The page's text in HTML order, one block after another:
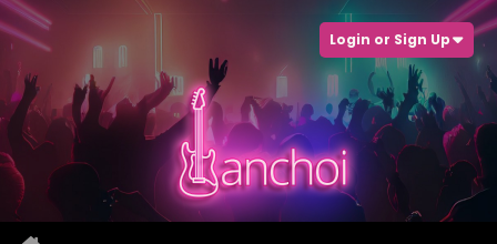
Login or Sign Up